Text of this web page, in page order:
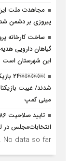
مجاهدت ملت
پیروزی بر دشمن
ساخت کارخانه
گیاهان دارویی
این شهرستان است
شدند/ غیبت
مینی کمپ
انتخابات‌مجلس در
No data so far.